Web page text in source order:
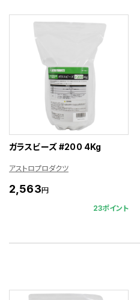
ガラスビーズ #200 4Kg
アストロプロダクツ
2,563円
23ポイント